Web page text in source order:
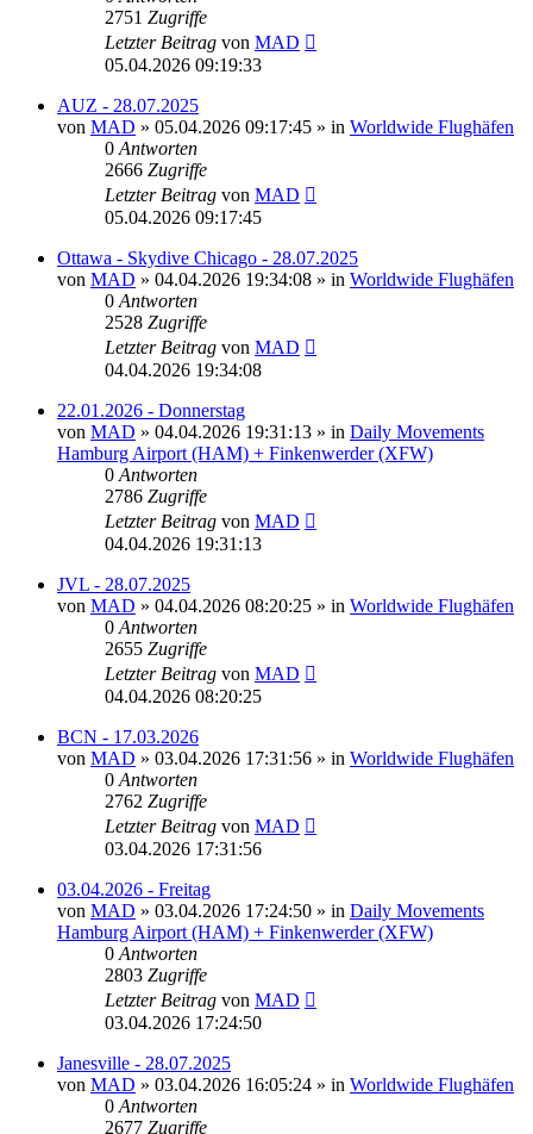
2751 Zugriffe
Letzter Beitrag von MAD
05.04.2026 09:19:33
AUZ - 28.07.2025
von MAD » 05.04.2026 09:17:45 » in Worldwide Flughäfen
0 Antworten
2666 Zugriffe
Letzter Beitrag von MAD
05.04.2026 09:17:45
Ottawa - Skydive Chicago - 28.07.2025
von MAD » 04.04.2026 19:34:08 » in Worldwide Flughäfen
0 Antworten
2528 Zugriffe
Letzter Beitrag von MAD
04.04.2026 19:34:08
22.01.2026 - Donnerstag
von MAD » 04.04.2026 19:31:13 » in Daily Movements
Hamburg Airport (HAM) + Finkenwerder (XFW)
0 Antworten
2786 Zugriffe
Letzter Beitrag von MAD
04.04.2026 19:31:13
JVL - 28.07.2025
von MAD » 04.04.2026 08:20:25 » in Worldwide Flughäfen
0 Antworten
2655 Zugriffe
Letzter Beitrag von MAD
04.04.2026 08:20:25
BCN - 17.03.2026
von MAD » 03.04.2026 17:31:56 » in Worldwide Flughäfen
0 Antworten
2762 Zugriffe
Letzter Beitrag von MAD
03.04.2026 17:31:56
03.04.2026 - Freitag
von MAD » 03.04.2026 17:24:50 » in Daily Movements
Hamburg Airport (HAM) + Finkenwerder (XFW)
0 Antworten
2803 Zugriffe
Letzter Beitrag von MAD
03.04.2026 17:24:50
Janesville - 28.07.2025
von MAD » 03.04.2026 16:05:24 » in Worldwide Flughäfen
0 Antworten
2677 Zugriffe